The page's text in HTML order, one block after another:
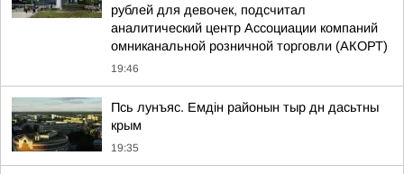
рублей для девочек, подсчитал
аналитический центр Ассоциации компаний
омниканальной розничной торговли (АКОРТ)
19:46
Псь лунъяс. Емдін районын тыр дн дасьтны
крым
19:35